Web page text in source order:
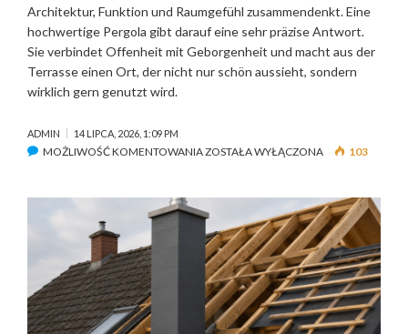
Architektur, Funktion und Raumgefühl zusammendenkt. Eine
hochwertige Pergola gibt darauf eine sehr präzise Antwort.
Sie verbindet Offenheit mit Geborgenheit und macht aus der
Terrasse einen Ort, der nicht nur schön aussieht, sondern
wirklich gern genutzt wird.
ADMIN 14 LIPCA, 2026, 1:09 PM
MOŻLIWOŚĆ KOMENTOWANIAP
G
L
A
A
U
S
ZOSTAŁA WYŁĄCZONA 103